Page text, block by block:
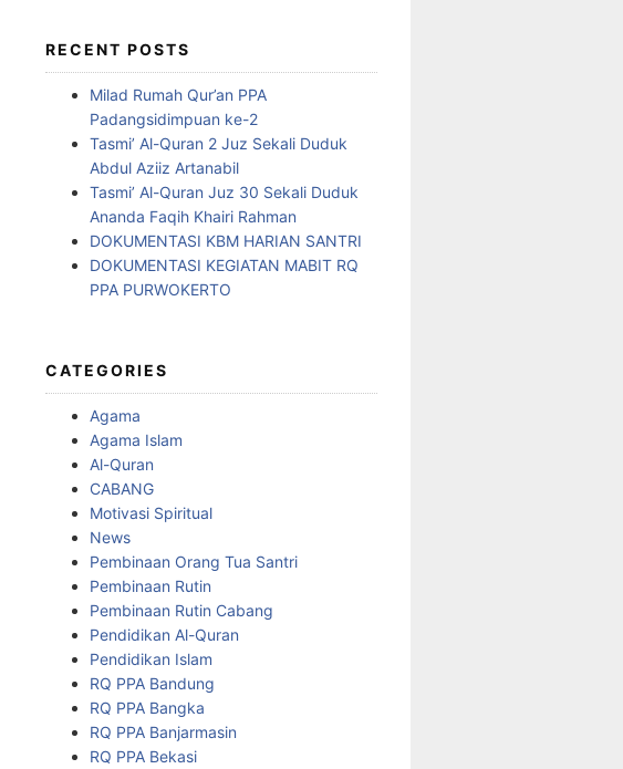
RECENT POSTS
Milad Rumah Qur’an PPA
Padangsidimpuan ke-2
Tasmi’ Al-Quran 2 Juz Sekali Duduk
Abdul Aziiz Artanabil
Tasmi’ Al-Quran Juz 30 Sekali Duduk
Ananda Faqih Khairi Rahman
DOKUMENTASI KBM HARIAN SANTRI
DOKUMENTASI KEGIATAN MABIT RQ
PPA PURWOKERTO
CATEGORIES
Agama
Agama Islam
Al-Quran
CABANG
Motivasi Spiritual
News
Pembinaan Orang Tua Santri
Pembinaan Rutin
Pembinaan Rutin Cabang
Pendidikan Al-Quran
Pendidikan Islam
RQ PPA Bandung
RQ PPA Bangka
RQ PPA Banjarmasin
RQ PPA Bekasi